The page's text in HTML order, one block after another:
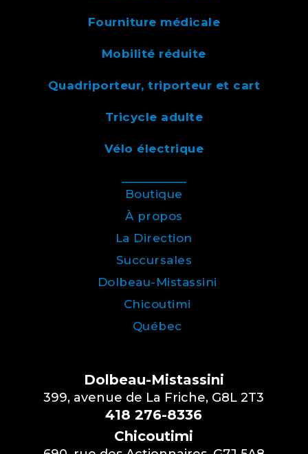
Fourniture médicale
Mobilité réduite
Quadriporteur, triporteur et cart
Tricycle adulte
Vélo électrique
Boutique
À propos
La Direction
Succursales
Dolbeau-Mistassini
Chicoutimi
Québec
Dolbeau-Mistassini
399, avenue de La Friche, G8L 2T3
418 276-8336
Chicoutimi